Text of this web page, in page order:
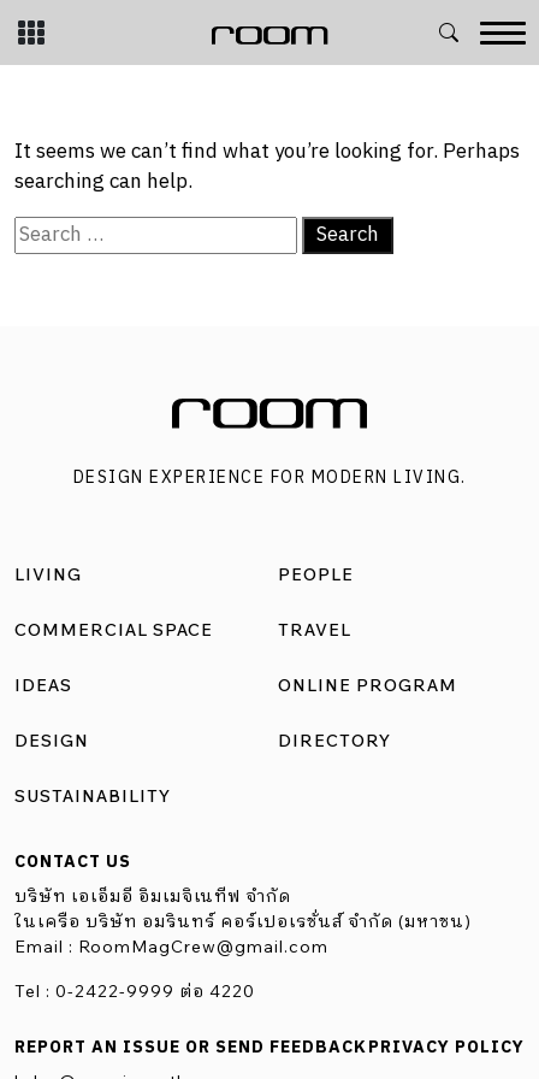
Skip
content
NOTHING FOUND
It seems we can’t find what you’re looking for. Perhaps
searching can help.
Search
for:
DESIGN EXPERIENCE FOR MODERN LIVING.
LIVING
COMMERCIAL SPACE
IDEAS
DESIGN
SUSTAINABILITY
PEOPLE
TRAVEL
ONLINE PROGRAM
DIRECTORY
CONTACT US
บริษัท เอเอ็มอี อิมเมจิเนทีฟ จำกัด
ในเครือ บริษัท อมรินทร์ คอร์เปอเรชั่นส์ จำกัด (มหาชน)
Email : RoomMagCrew@gmail.com
Tel : 0-2422-9999 ต่อ 4220
REPORT AN ISSUE OR SEND FEEDBACKPRIVACY POLICY